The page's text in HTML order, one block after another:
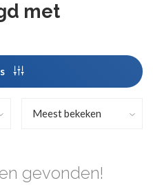
met
gevonden!